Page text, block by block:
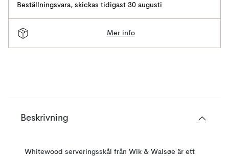
Beställningsvara, skickas tidigast 30 augusti
Mer info
Beskrivning
Whitewood serveringsskål från Wik & Walsøe är ett